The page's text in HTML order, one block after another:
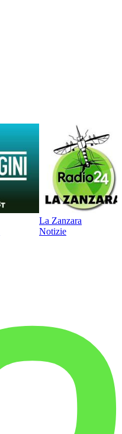
La Zanzara
Notizie